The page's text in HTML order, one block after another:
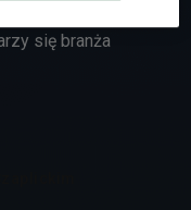
się branża